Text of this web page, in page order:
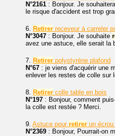
N°2161 : Bonjour. Je
le risque d'accident est trop
6. Retirer receveur à carreler
N°3047 : Bonjour. Je souhaite
avez une astuce, elle serait la
7. Retirer polystyrène plafond
N°67 : je viens d'acquérir une
enlever les restes de colle sur
8. Retirer colle table en bois
N°197 : Bonjour, comment
la colle est restée ? Merci.
9. Astuce pour retirer un écrou
N°2369 : Bonjour, Pourrait-on